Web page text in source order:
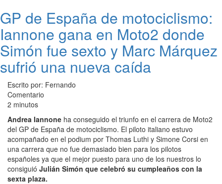
GP de España de motociclismo:
Iannone gana en Moto2 donde
Simón fue sexto y Marc Márquez
sufrió una nueva caída
Escrito por: Fernando
Comentario
2 minutos
Andrea Iannone ha conseguido el triunfo en el carrera de Moto2
del GP de España de motociclismo. El piloto italiano estuvo
acompañado en el podium por Thomas Luthi y Simone Corsi en
una carrera que no fue demasiado bien para los pilotos
españoles ya que el mejor puesto para uno de los nuestros lo
consiguió Julián Simón que celebró su cumpleaños con la
sexta plaza.